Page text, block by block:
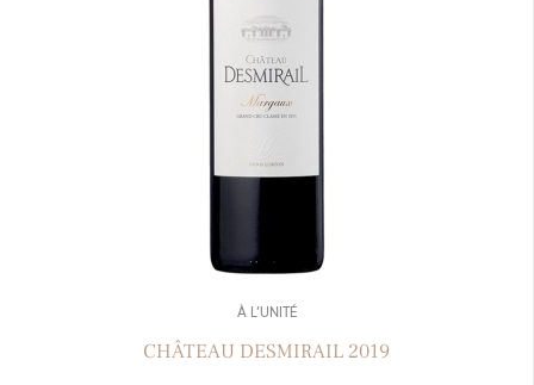
À L’UNITÉ
CHÂTEAU DESMIRAIL 2019